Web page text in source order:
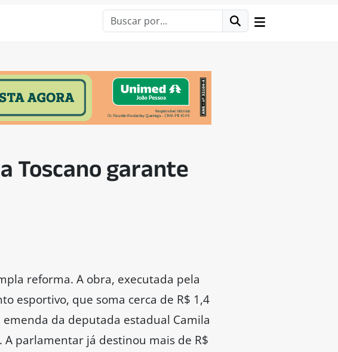
Toscano garante
reforma. A obra, executada pela
esportivo, que soma cerca de R$ 1,4
da deputada estadual Camila
parlamentar já destinou mais de R$